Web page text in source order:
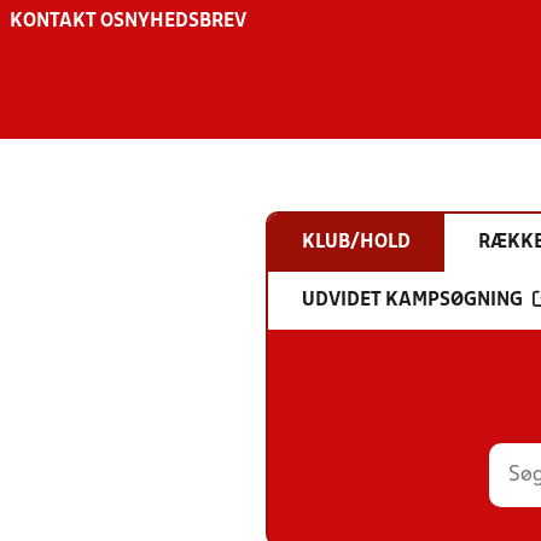
KONTAKT OS NYHEDSBREV
KLUB/HOLD
UDVIDET KAMPSØGNING